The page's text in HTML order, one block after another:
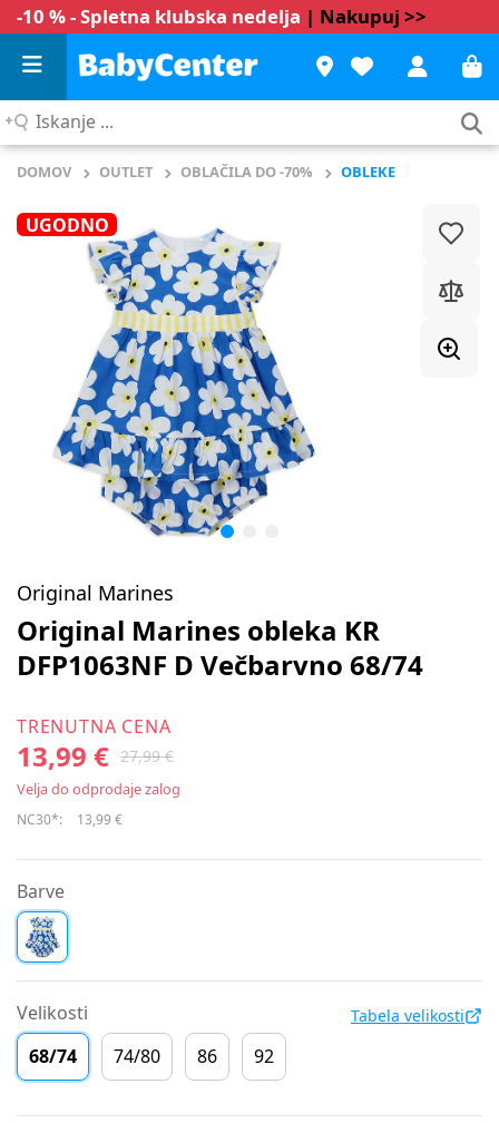
-10 % - Spletna klubska nedelja | Nakupuj >>
Iskanje
DOMOV OUTLET OBLAČILA DO -70% OBLEKE
UGODNO
Original Marines
Original Marines obleka KR
DFP1063NF D Večbarvno 68/74
TRENUTNA CENA
13,99 € 27,99 €
Velja do odprodaje zalog
NC30*: 13,99 €
Barve
Velikosti Tabela velikosti
68/74 74/80 86 92